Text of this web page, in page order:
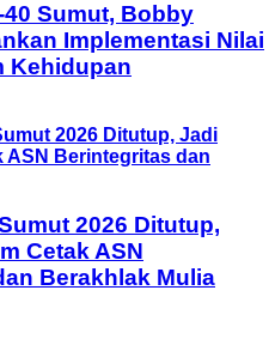
Sumut, Bobby
Implementasi Nilai
Kehidupan
2026 Ditutup,
Cetak ASN
Berakhlak Mulia